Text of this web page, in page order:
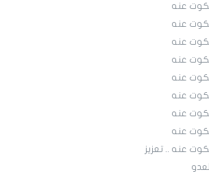
عنه
عنه
عنه
عنه
عنه
عنه
عنه
عنه
عنه .. تعزيز